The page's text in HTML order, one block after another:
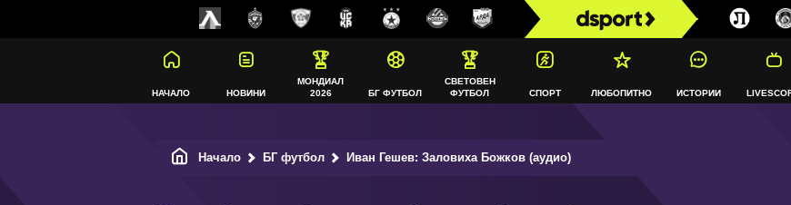
НАЧАЛО НОВИНИ
МОНДИАЛ
2026
БГ ФУТБОЛ
СВЕТОВЕН
ФУТБОЛ
СПОРТ ЛЮБОПИТНО ИСТОРИИ
Начало БГ футбол Иван Гешев: Заловиха Божков (аудио)